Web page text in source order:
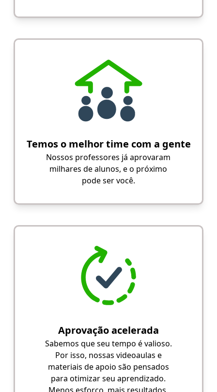
Temos o melhor time com a gente
Nossos professores já aprovaram
milhares de alunos, e o próximo
pode ser você.
Aprovação acelerada
Sabemos que seu tempo é valioso.
Por isso, nossas videoaulas e
materiais de apoio são pensados
para otimizar seu aprendizado.